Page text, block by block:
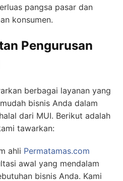
pangsa pasar dan
konsumen.
Pengurusan
berbagai layanan yang
bisnis Anda dalam
dari MUI. Berikut adalah
tawarkan:
ahli Permatamas.com
awal yang mendalam
bisnis Anda. Kami